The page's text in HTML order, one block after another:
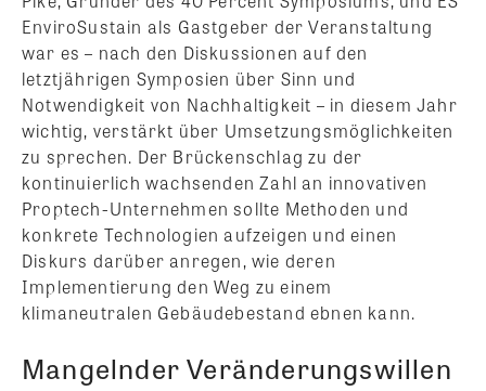
EnviroSustain als Gastgeber der Veranstaltung
war es – nach den Diskussionen auf den
letztjährigen Symposien über Sinn und
Notwendigkeit von Nachhaltigkeit – in diesem Jahr
wichtig, verstärkt über Umsetzungsmöglichkeiten
zu sprechen. Der Brückenschlag zu der
kontinuierlich wachsenden Zahl an innovativen
Proptech-Unternehmen sollte Methoden und
konkrete Technologien aufzeigen und einen
Diskurs darüber anregen, wie deren
Implementierung den Weg zu einem
klimaneutralen Gebäudebestand ebnen kann.
Mangelnder Veränderungswillen